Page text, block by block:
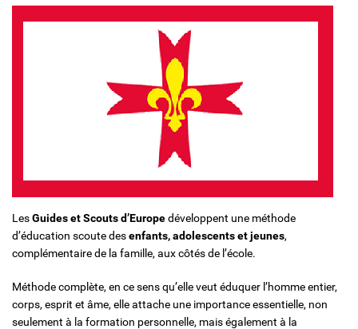
LesGuides et Scouts d’Europedéveloppent une méthode
d’éducation scoute desenfants, adolescents et jeunes,
complémentaire de la famille, aux côtés de l’école.
Méthode complète, en ce sens qu’elle veut éduquer l’homme entier,
corps, esprit et âme, elle attache une importance essentielle, non
seulement à la formation personnelle, mais également à la